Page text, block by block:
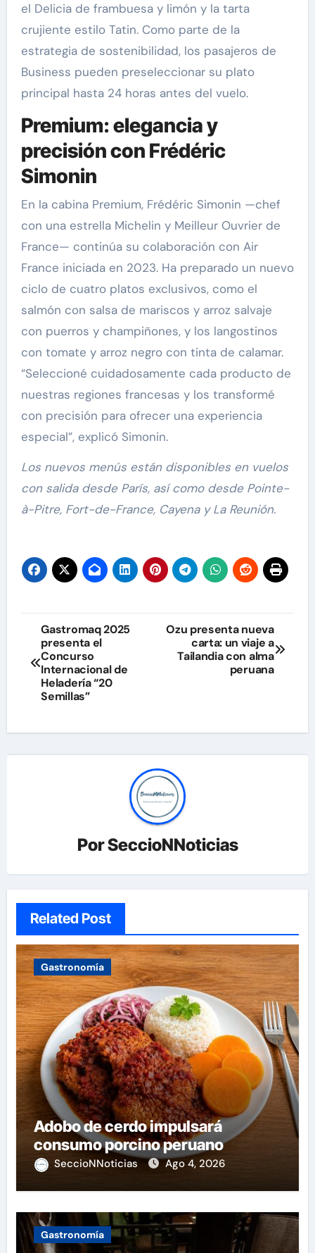
el Delicia de frambuesa y limón y la tarta
crujiente estilo Tatin. Como parte de la
estrategia de sostenibilidad, los pasajeros de
Business pueden preseleccionar su plato
principal hasta 24 horas antes del vuelo.
Premium: elegancia y
precisión con Frédéric
Simonin
En la cabina Premium, Frédéric Simonin —chef
con una estrella Michelin y Meilleur Ouvrier de
France— continúa su colaboración con Air
France iniciada en 2023. Ha preparado un nuevo
ciclo de cuatro platos exclusivos, como el
salmón con salsa de mariscos y arroz salvaje
con puerros y champiñones, y los langostinos
con tomate y arroz negro con tinta de calamar.
“Seleccioné cuidadosamente cada producto de
nuestras regiones francesas y los transformé
con precisión para ofrecer una experiencia
especial”, explicó Simonin.
Los nuevos menús están disponibles en vuelos
con salida desde París, así como desde Pointe-
à-Pitre, Fort-de-France, Cayena y La Reunión.
Navegación
de
entradas
Gastromaq 2025
presenta el
Concurso
Internacional de
Heladería “20
Semillas”
Ozu presenta nueva
carta: un viaje a
Tailandia con alma
peruana
PorSeccioNNoticias
Related Post
Gastronomía
Adobo de cerdo impulsará
consumo porcino peruano
SeccioNNoticias Ago 4, 2026
Gastronomía